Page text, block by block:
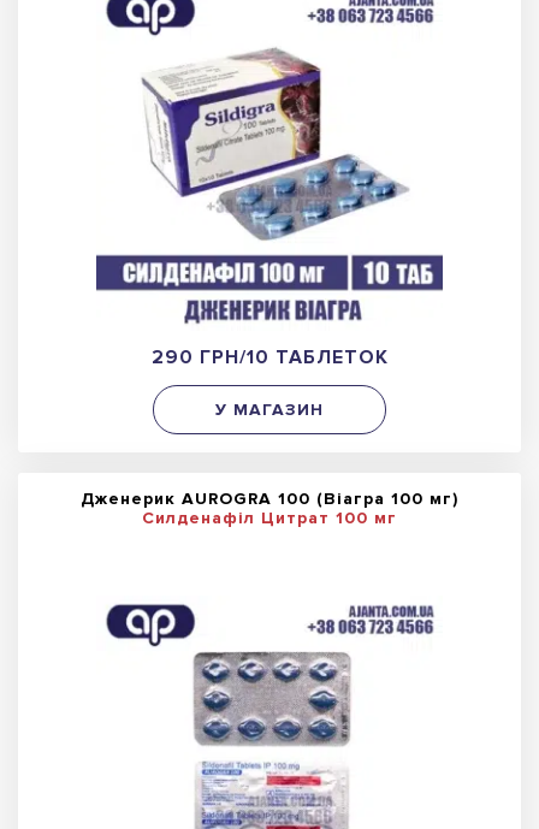
290 ГРН/10 ТАБЛЕТОК
У МАГАЗИН
Дженерик AUROGRA 100 (Віагра 100 мг)
Силденафіл Цитрат 100 мг